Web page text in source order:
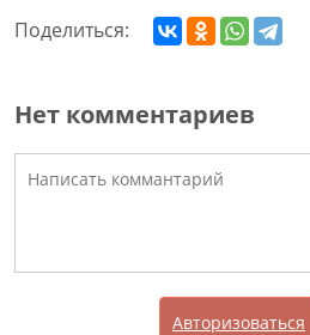
Поделиться:
Нет комментариев
Авторизоваться